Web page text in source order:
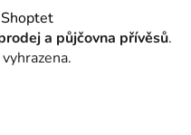
a půjčovna přívěsů.